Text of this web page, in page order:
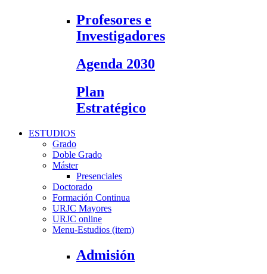
Profesores e
Investigadores
Agenda 2030
Plan
Estratégico
ESTUDIOS
Grado
Doble Grado
Máster
Presenciales
Doctorado
Formación Continua
URJC Mayores
URJC online
Menu-Estudios (item)
Admisión